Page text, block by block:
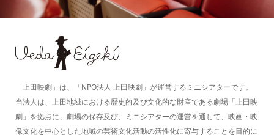
「上田映劇」は、「NPO法人 上田映劇」が運営するミニシアターです。
当法人は、上田地域における歴史的及び文化的な財産である劇場「上田映
劇」を拠点に、劇場の保存及び、ミニシアターの運営を通して、映画・映
像文化を中心とした地域の芸術文化活動の活性化に寄与することを目的に